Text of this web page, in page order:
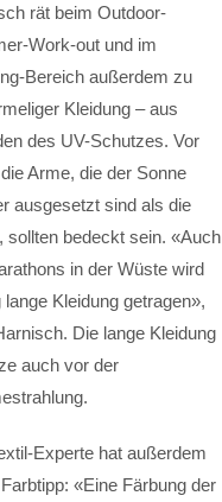
rät beim Outdoor-
Work-out und im
Bereich außerdem zu
Kleidung – aus
des UV-Schutzes. Vor
Arme, die der Sonne
ausgesetzt sind als die
sollten bedeckt sein. «Auch
in der Wüste wird
lange Kleidung getragen»,
Die lange Kleidung
auch vor der
Experte hat außerdem
«Eine Färbung der